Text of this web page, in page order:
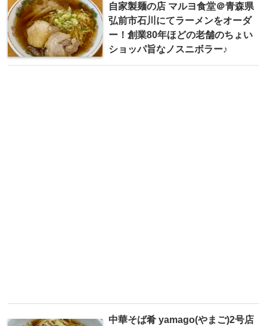
自家製麺の店 マルヨ食堂＠青森県
弘前市石川にてラーメンをオーダ
ー！創業80年ほどの老舗のちょい
ショッパ旨なノスニボラー♪
中華そば肴 yamago(やまご)2号店